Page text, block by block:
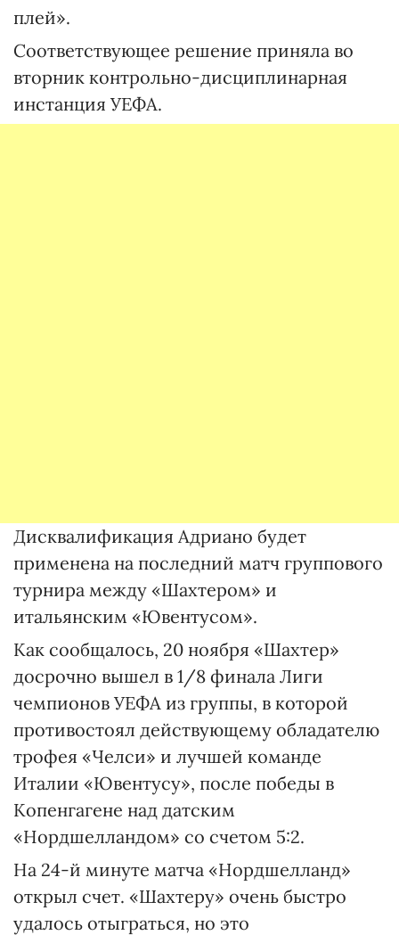
плей».
Соответствующее решение приняла во
вторник контрольно-дисциплинарная
инстанция УЕФА.
Дисквалификация Адриано будет
применена на последний матч группового
турнира между «Шахтером» и
итальянским «Ювентусом».
Как сообщалось, 20 ноября «Шахтер»
досрочно вышел в 1/8 финала Лиги
чемпионов УЕФА из группы, в которой
противостоял действующему обладателю
трофея «Челси» и лучшей команде
Италии «Ювентусу», после победы в
Копенгагене над датским
«Нордшелландом» со счетом 5:2.
На 24-й минуте матча «Нордшелланд»
открыл счет. «Шахтеру» очень быстро
удалось отыграться, но это